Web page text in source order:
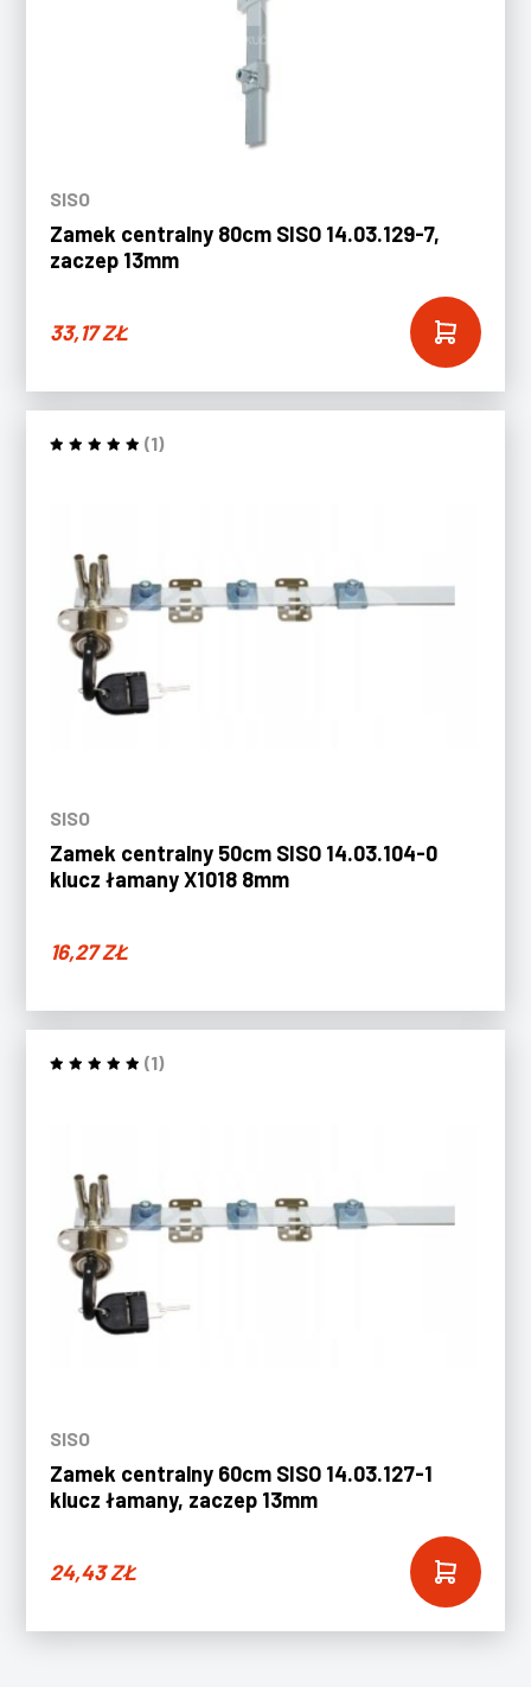
SISO
Zamek centralny 80cm SISO 14.03.129-7,
zaczep 13mm
33,17ZŁ
(1)
SISO
Zamek centralny 50cm SISO 14.03.104-0
klucz łamany X1018 8mm
16,27ZŁ
(1)
SISO
Zamek centralny 60cm SISO 14.03.127-1
klucz łamany, zaczep 13mm
24,43ZŁ